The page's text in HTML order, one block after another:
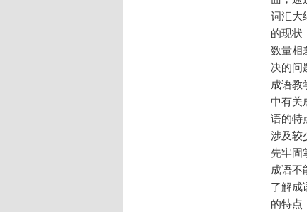
词汇大
的现状
数量相
决的问
成语教
中有关
语的特
涉及较
先牢固
成语不
了解成
的特点